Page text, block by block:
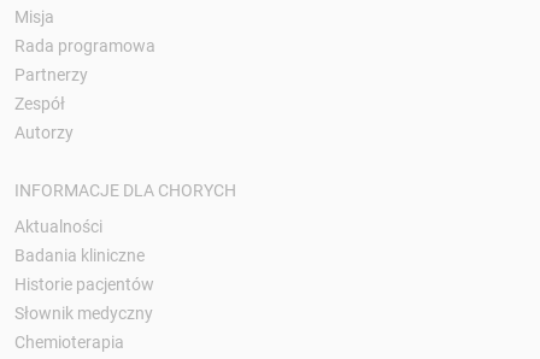
Misja
Rada programowa
Partnerzy
Zespół
Autorzy
INFORMACJE DLA CHORYCH
Aktualności
Badania kliniczne
Historie pacjentów
Słownik medyczny
Chemioterapia